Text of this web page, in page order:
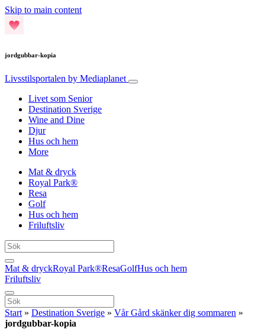
Skip to main content
jordgubbar-kopia
Livsstilsportalen by Mediaplanet
Livet som Senior
Destination Sverige
Wine and Dine
Djur
Hus och hem
More
Mat & dryck
Royal Park®
Resa
Golf
Hus och hem
Friluftsliv
Mat & dryckRoyal Park®ResaGolfHus och hem
Friluftsliv
Start » Destination Sverige » Vår Gård skänker dig sommaren »
jordgubbar-kopia